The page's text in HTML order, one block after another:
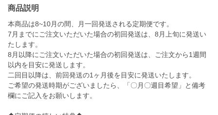
商品説明
本商品は8~10月の間、月一回発送される定期便です。
7月までにご注文いただいた場合の初回発送は、8月上旬に発送い
たします。
8月以降にご注文いただいた場合の初回発送は、ご注文から1週間
以内を目安に発送します。
二回目以降は、前回発送の1ヶ月後を目安に発送いたします。
ご希望の発送時期がございましたら、「〇月〇週目希望」と備考
欄にご記入をお願いします。